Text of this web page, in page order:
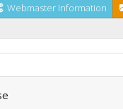
Webmaster Information